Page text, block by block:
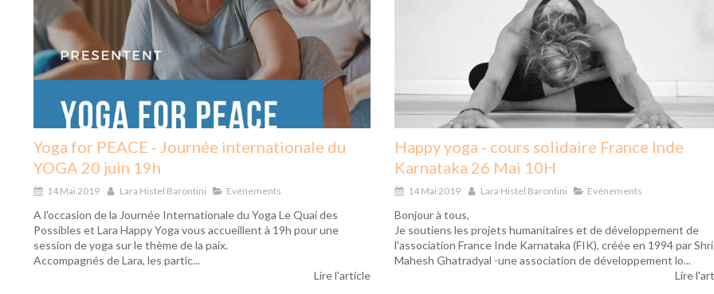
Yoga for PEACE - Journée internationale du
YOGA 20 juin 19h
14 Mai 2019 Lara Histel Barontini Evénements
A l'occasion de la Journée Internationale du Yoga Le Quai des
Possibles et Lara Happy Yoga vous accueillent à 19h pour une
session de yoga sur le thème de la paix.
Accompagnés de Lara, les partic...
Lire l'article
Happy yoga - cours solidaire France Inde
Karnataka 26 Mai 10H
14 Mai 2019 Lara Histel Barontini Evénements
Bonjour à tous,
Je soutiens les projets humanitaires et de développement de
l'association France Inde Karnataka (FIK), créée en 1994 par Shri
Mahesh Ghatradyal -une association de développement lo...
Lire